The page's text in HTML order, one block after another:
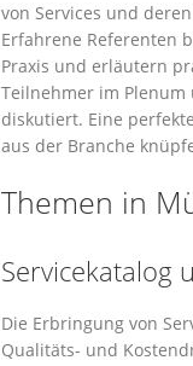
von Services und
Erfahrene Referenten
Praxis und er­läutern
Teilnehmer im Ple­num
diskutiert. Eine
aus der Branche
Themen in
Servicekatalog
Die Erbringung von
Qualitäts- und